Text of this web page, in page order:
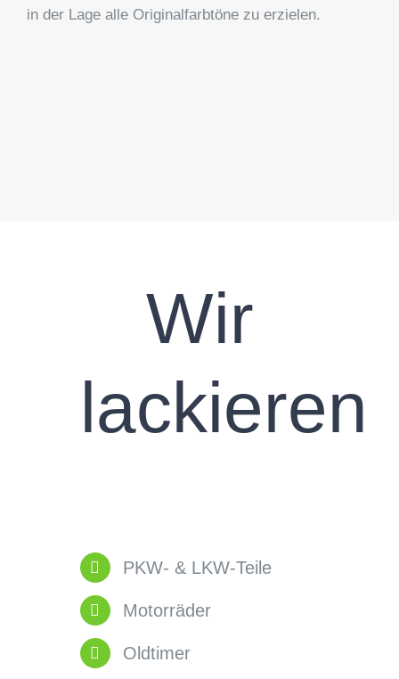
in der Lage alle Originalfarbtöne zu erzielen.
Wir
lackieren
PKW- & LKW-Teile
Motorräder
Oldtimer